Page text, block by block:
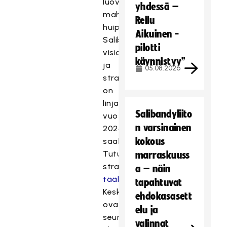
mahdollisuudet
huipulle.
Salibandyn
visio
ja
strategia
on
linjattu
vuoteen
2026
saakka.
Tutustu
strategiaan
täältä.
Keskiössä
ovat
seurojen
T
m
s
ä
l
yhdessä –
Reilu
Aikuinen -
pilotti
käynnistyy”
05.08.2026
Salibandyliito
n varsinainen
kokous
marraskuuss
a – näin
tapahtuvat
ehdokasasett
elu ja
valinnat